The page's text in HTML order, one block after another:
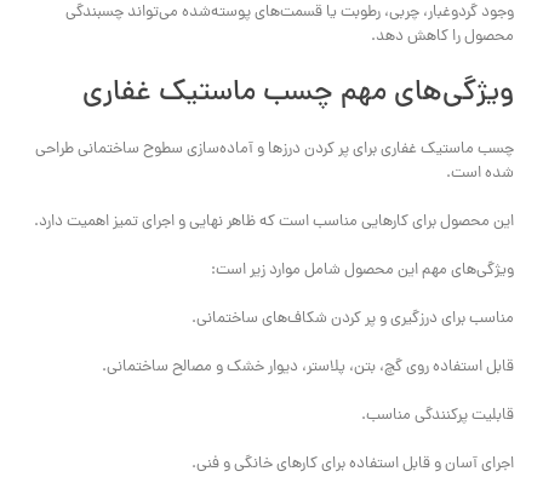
وجود گردوغبار، چربی، رطوبت یا قسمت‌های پوسته‌شده می‌تواند چسبندگی
محصول را کاهش دهد.
ویژگی‌های مهم چسب ماستیک غفاری
چسب ماستیک غفاری برای پر کردن درزها و آماده‌سازی سطوح ساختمانی طراحی
شده است.
این محصول برای کارهایی مناسب است که ظاهر نهایی و اجرای تمیز اهمیت دارد.
ویژگی‌های مهم این محصول شامل موارد زیر است:
مناسب برای درزگیری و پر کردن شکاف‌های ساختمانی.
قابل استفاده روی گچ، بتن، پلاستر، دیوار خشک و مصالح ساختمانی.
قابلیت پرکنندگی مناسب.
اجرای آسان و قابل استفاده برای کارهای خانگی و فنی.